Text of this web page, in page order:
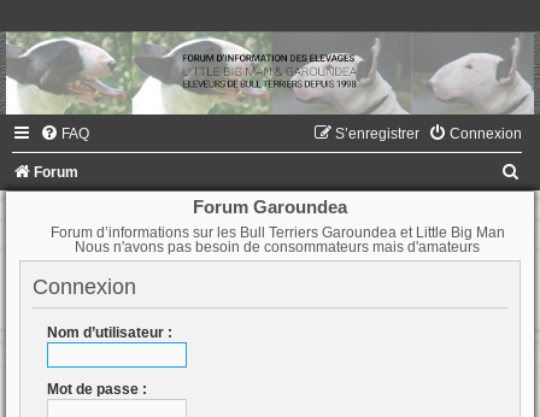
FAQ Connexion
S’enregistrer
Forum
Forum Garoundea
Forum d’informations sur les Bull Terriers Garoundea et Little Big Man
Nous n'avons pas besoin de consommateurs mais d'amateurs
Connexion
Nom d’utilisateur :
Mot de passe :